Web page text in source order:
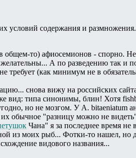
условий содержания и размножения.
общем-то) афиосемионов - спорно.
А по разведению так и
требует (как минимум не в
снова вижу на российских
вид: типа синонимы, блин! Хотя
но не мозгом. У A. bitaeniatum
обычное "разницу можно не
Чана" я за последнее время не
из моих рыб... Фотки-то нашел,
видового названия...